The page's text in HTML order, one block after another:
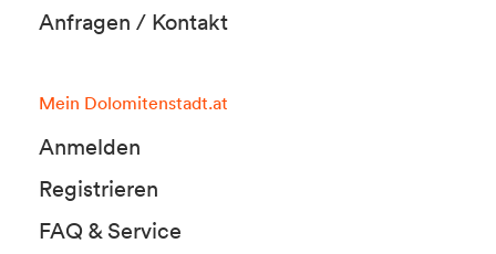
Anfragen / Kontakt
Mein Dolomitenstadt.at
Anmelden
Registrieren
FAQ & Service